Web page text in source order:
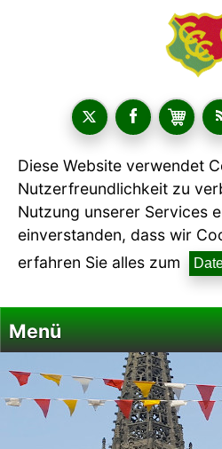
Diese Website verwendet
Nutzerfreundlichkeit zu
Nutzung unserer Services
einverstanden, dass wir
erfahren Sie alles zum
Menü
Startseite